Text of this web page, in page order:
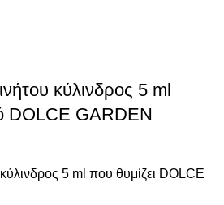
κύλινδρος 5 ml
DOLCE GARDEN
5 ml που θυμίζει DOLCE